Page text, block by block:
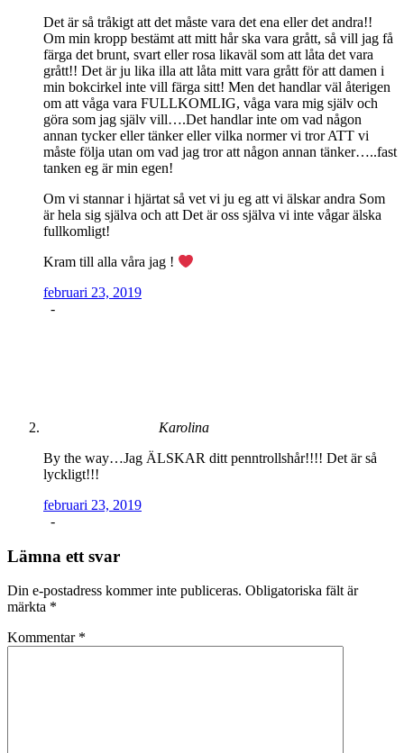
Det är så tråkigt att det måste vara det ena eller det andra!!
Om min kropp bestämt att mitt hår ska vara grått, så vill jag få
färga det brunt, svart eller rosa likaväl som att låta det vara
grått!! Det är ju lika illa att låta mitt vara grått för att damen i
min bokcirkel inte vill färga sitt! Men det handlar väl återigen
om att våga vara FULLKOMLIG, våga vara mig själv och
göra som jag själv vill….Det handlar inte om vad någon
annan tycker eller tänker eller vilka normer vi tror ATT vi
måste följa utan om vad jag tror att någon annan tänker…..fast
tanken eg är min egen!
Om vi stannar i hjärtat så vet vi ju eg att vi älskar andra Som
är hela sig själva och att Det är oss själva vi inte vågar älska
fullkomligt!
Kram till alla våra jag !
februari 23, 2019
-
Karolina
By the way…Jag ÄLSKAR ditt penntrollshår!!!! Det är så
lyckligt!!!
februari 23, 2019
-
Lämna ett svar
Din e-postadress kommer inte publiceras. Obligatoriska fält är
märkta *
Kommentar *